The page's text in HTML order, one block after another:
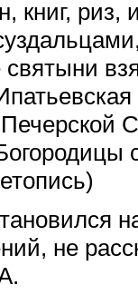
книг, риз,
святыни
не